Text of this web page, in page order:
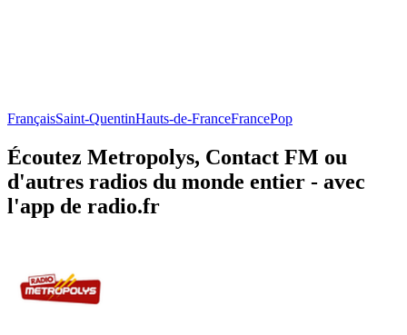
FrançaisSaint-QuentinHauts-de-FranceFrancePop
Écoutez Metropolys, Contact FM ou
d'autres radios du monde entier - avec
l'app de radio.fr